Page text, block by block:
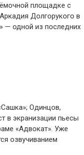
площадке с
Долгорукого в
— одной из последних
Одинцов,
в экранизации пьесы
«Адвокат». Уже
озвучиванием